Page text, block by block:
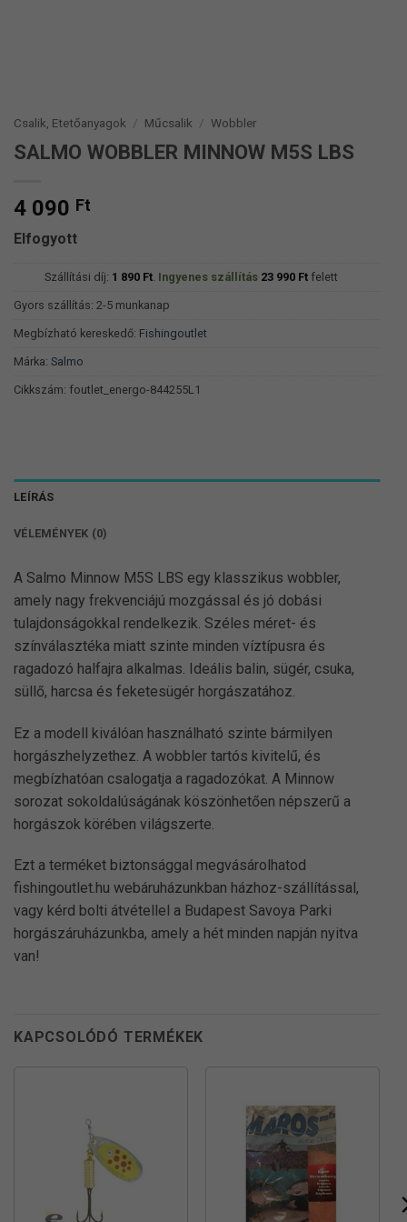
Csalik, Etetőanyagok / Műcsalik / Wobbler
SALMO WOBBLER MINNOW M5S LBS
4 090 Ft
Elfogyott
Szállítási díj: 1 890 Ft. Ingyenes szállítás 23 990 Ftfelett
Gyors szállítás: 2-5 munkanap
Megbízható kereskedő: Fishingoutlet
Márka: Salmo
Cikkszám: foutlet_energo-844255L1
LEÍRÁS
VÉLEMÉNYEK (0)
A Salmo Minnow M5S LBS egy klasszikus wobbler,
amely nagy frekvenciájú mozgással és jó dobási
tulajdonságokkal rendelkezik. Széles méret- és
színválasztéka miatt szinte minden víztípusra és
ragadozó halfajra alkalmas. Ideális balin, sügér, csuka,
süllő, harcsa és feketesügér horgászatához.
Ez a modell kiválóan használható szinte bármilyen
horgászhelyzethez. A wobbler tartós kivitelű, és
megbízhatóan csalogatja a ragadozókat. A Minnow
sorozat sokoldalúságának köszönhetően népszerű a
horgászok körében világszerte.
Ezt a terméket biztonsággal megvásárolhatod
fishingoutlet.hu webáruházunkban házhoz-szállítással,
vagy kérd bolti átvétellel a Budapest Savoya Parki
horgászáruházunkba, amely a hét minden napján nyitva
van!
KAPCSOLÓDÓ TERMÉKEK